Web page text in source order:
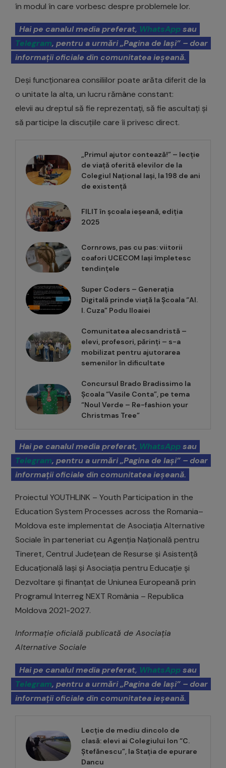
în modul în care vorbesc despre problemele lor.
Hai pe canalul media preferat, WhatsAppsau
Telegram, pentru a urmări „Pagina de Iași” – doar
informații oficiale din comunitatea ieșeană.
Deși funcționarea consiliilor poate arăta diferit de la
o unitate la alta, un lucru rămâne constant:
elevii au dreptul să fie reprezentați, să fie ascultați și
să participe la discuțiile care îi privesc direct.
„Primul ajutor contează!” – lecție
de viață oferită elevilor de la
Colegiul Național Iași, la 198 de ani
de existență
FILIT în școala ieșeană, ediția
2025
Cornrows, pas cu pas: viitorii
coafori UCECOM Iași împletesc
tendințele
Super Coders – Generația
Digitală prinde viață la Școala “Al.
I. Cuza” Podu Iloaiei
Comunitatea alecsandristă –
elevi, profesori, părinți – s-a
mobilizat pentru ajutorarea
semenilor în dificultate
Concursul Brado Bradissimo la
Școala “Vasile Conta”, pe tema
“Noul Verde – Re-fashion your
Christmas Tree”
Hai pe canalul media preferat, WhatsAppsau
Telegram, pentru a urmări „Pagina de Iași” – doar
informații oficiale din comunitatea ieșeană.
Proiectul YOUTHLINK – Youth Participation in the
Education System Processes across the Romania–
Moldova este implementat de Asociația Alternative
Sociale în parteneriat cu Agenția Națională pentru
Tineret, Centrul Județean de Resurse și Asistență
Educațională Iași și Asociația pentru Educație și
Dezvoltare și finanțat de Uniunea Europeană prin
Programul Interreg NEXT România – Republica
Moldova 2021-2027.
Informație oficială publicată de Asociația
Alternative Sociale
Hai pe canalul media preferat, WhatsAppsau
Telegram, pentru a urmări „Pagina de Iași” – doar
informații oficiale din comunitatea ieșeană.
Lecție de mediu dincolo de
clasă: elevi ai Colegiului Ion “C.
Ștefănescu”, la Stația de epurare
Dancu